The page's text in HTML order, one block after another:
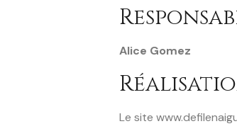
Alice Gomez
Le site